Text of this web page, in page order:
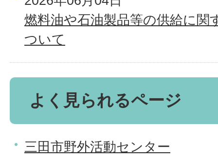
燃料油や石油製品等の供給に関
ついて
よく見られるページ
三田市野外活動センター